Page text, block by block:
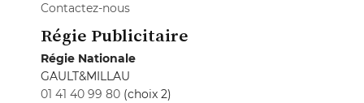
Contactez-nous
Régie Publicitaire
Régie Nationale
GAULT&MILLAU
01 41 40 99 80 (choix 2)